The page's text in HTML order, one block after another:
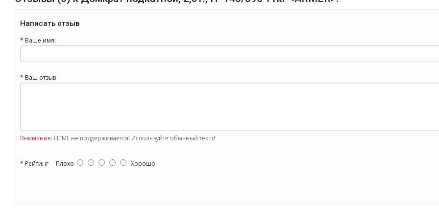
Написать отзыв
Ваше имя:
Ваш отзыв
Внимание: HTML не поддерживается! Используйте обычный текст!
Рейтинг Плохо Хорошо